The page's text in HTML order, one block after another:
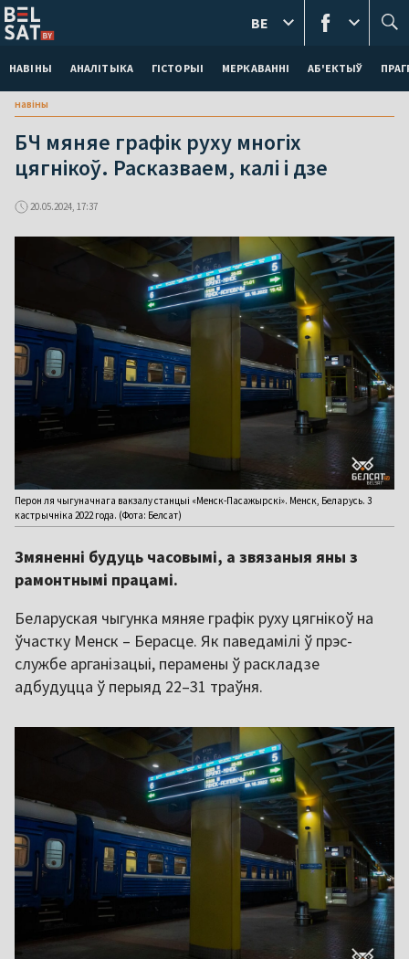
НАВІНЫ АНАЛІТЫКА ГІСТОРЫІ МЕРКАВАННI АБ'ЕКТЫЎ
BE
навіны
БЧ мяняе графік руху многіх
цягнікоў. Расказваем, калі і дзе
20.05.2024, 17:37
Перон ля чыгуначнага вакзалу станцыі «Менск-Пасажырскі». Менск, Беларусь. 3
кастрычніка 2022 года. (Фота: Белсат)
Змяненні будуць часовымі, а звязаныя яны з
рамонтнымі працамі.
Беларуская чыгунка мяняе графік руху цягнікоў на
ўчастку Менск – Берасце. Як паведамілі ў прэс-
службе арганізацыі, перамены ў раскладзе
адбудуцца ў перыяд 22–31 траўня.